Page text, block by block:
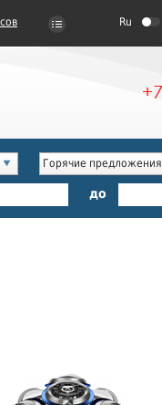
Ru
Горячие предложения
до